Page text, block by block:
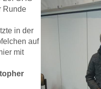
Runde
in der
auf
mit